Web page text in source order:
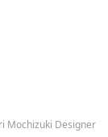
Mochizuki Designer